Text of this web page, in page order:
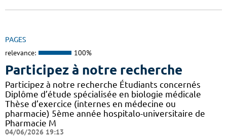
PAGES
relevance: 100%
Participez à notre recherche
Participez à notre recherche Étudiants concernés
Diplôme d’étude spécialisée en biologie médicale
Thèse d’exercice (internes en médecine ou
pharmacie) 5ème année hospitalo-universitaire de
Pharmacie M
04/06/2026 19:13